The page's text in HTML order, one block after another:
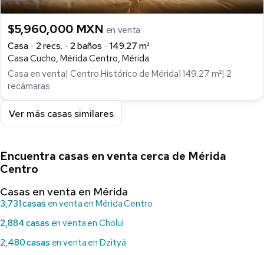
$5,960,000 MXN en venta
Casa
2 recs. 2 baños
149.27 m²
Casa Cucho, Mérida Centro, Mérida
Casa en venta| Centro Histórico de Mérida1 149.27 m²| 2
recámaras
Ver más casas similares
Encuentra casas en venta cerca de Mérida
Centro
Casas en venta en Mérida
3,731 casas en venta en Mérida Centro
2,884 casas en venta en Cholul
2,480 casas en venta en Dzityá